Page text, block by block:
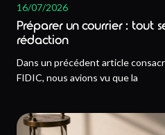
16/07/2026
Préparer un courrier : tout
rédaction
Dans un précédent article
FIDIC, nous avions vu que la